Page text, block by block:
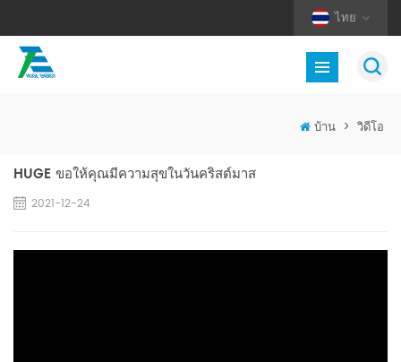
ไทย
บ้าน > วิดีโอ
HUGE ขอให้คุณมีความสุขในวันคริสต์มาส
2021-12-24